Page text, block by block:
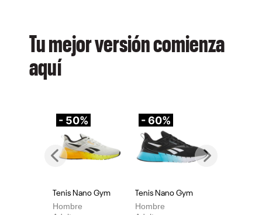
Tu mejor versión comienza
aquí
- 50%
Tenis Nano Gym
Hombre
- 60%
Tenis Nano Gym
Hombre
Previous